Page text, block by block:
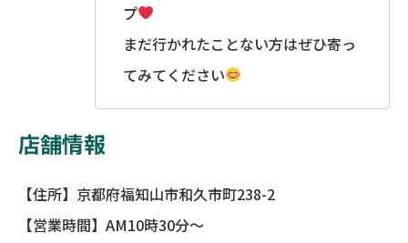
プ
まだ行かれたことない方はぜひ寄っ
てみてください
店舗情報
【住所】京都府福知山市和久市町238-2
【営業時間】AM10時30分〜